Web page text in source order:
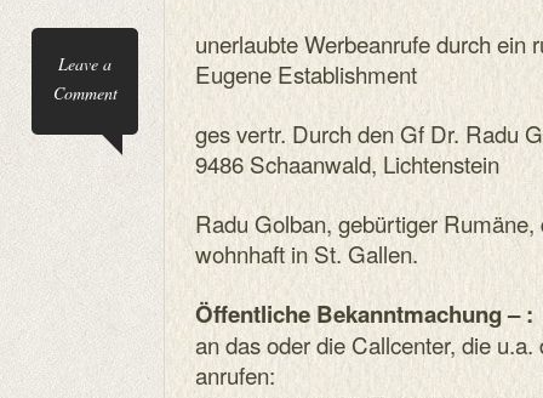
Leave a
Comment
unerlaubte Werbeanrufe durch ein
Eugene Establishment
ges vertr. Durch den Gf Dr. Radu
9486 Schaanwald, Lichtenstein
Radu Golban, gebürtiger
wohnhaft in St. Gallen.
Öffentliche Bekanntmachung – :
an das oder die Callcenter, die
anrufen: